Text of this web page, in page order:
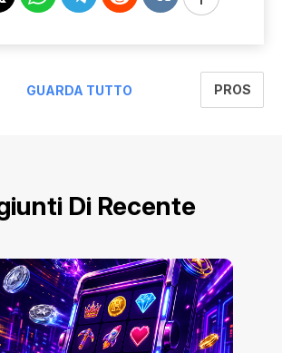
GUARDA TUTTO PROS
Di Recente